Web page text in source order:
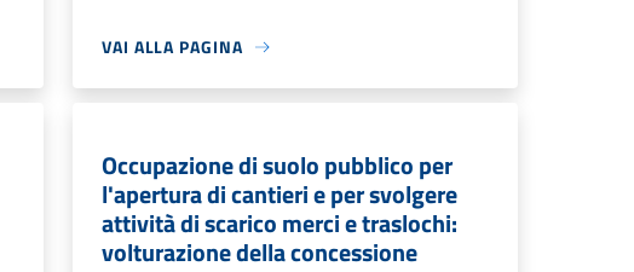
VAI ALLA PAGINA
Occupazione di suolo pubblico per
l'apertura di cantieri e per svolgere
attività di scarico merci e traslochi:
volturazione della concessione